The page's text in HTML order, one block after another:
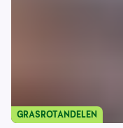
GRASROTANDELEN